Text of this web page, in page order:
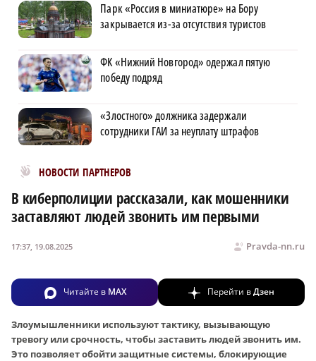
Парк «Россия в миниатюре» на Бору
закрывается из-за отсутствия туристов
ФК «Нижний Новгород» одержал пятую
победу подряд
«Злостного» должника задержали
сотрудники ГАИ за неуплату штрафов
НОВОСТИ ПАРТНЕРОВ
Новости МирТесен
В киберполиции рассказали, как мошенники
заставляют людей звонить им первыми
Pravda-nn.ru
17:37, 19.08.2025
Читайте в MAX Перейти вДзен
Злоумышленники используют тактику, вызывающую
тревогу или срочность, чтобы заставить людей звонить им.
Это позволяет обойти защитные системы, блокирующие